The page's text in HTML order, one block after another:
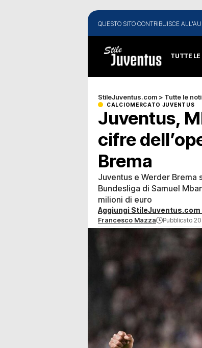
QUESTO SITO CONTRIBUISCE
TUTTE LE
StileJuventus.com > Tutte le
CALCIOMERCATO JUVENTUS
Juventus,
cifre
Brema
Juventus e Werder
Bundesliga di Samuel
milioni di euro
Aggiungi
Francesco Mazza Pubblicato